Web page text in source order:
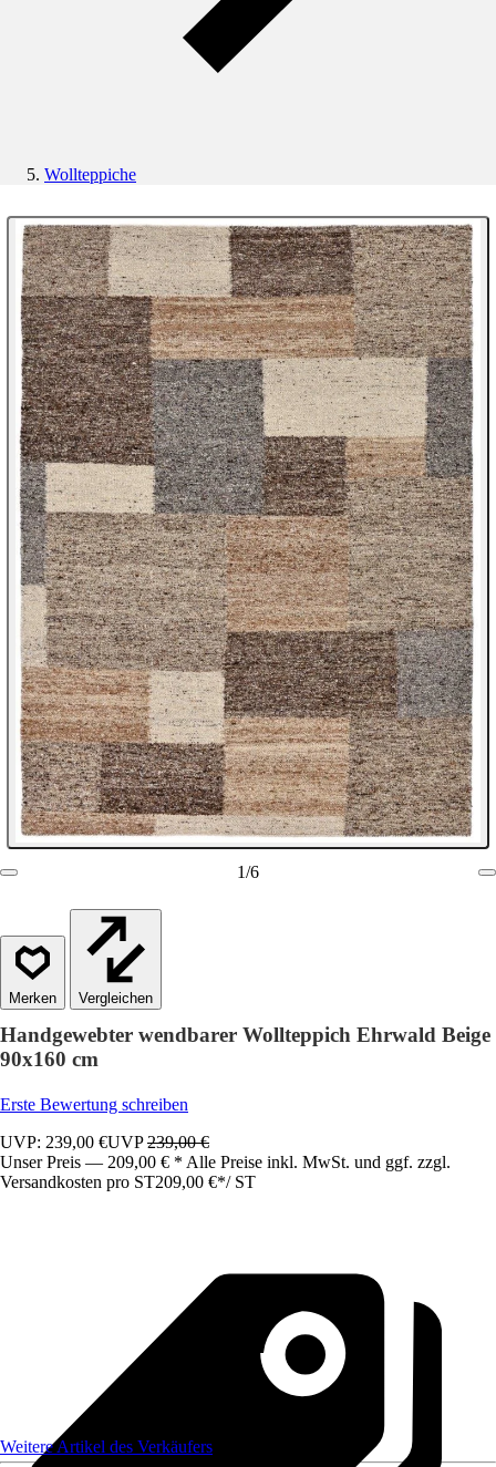
Wollteppiche
1/6
Vergleichen
Handgewebter wendbarer Wollteppich Ehrwald Beige
90x160 cm
Erste Bewertung schreiben
UVP: 239,00 €UVP239,00 €
Unser Preis — 209,00 € * Alle Preise inkl. MwSt. und ggf. zzgl.
Versandkosten pro ST209,00 €*/ ST
Weitere Artikel des Verkäufers